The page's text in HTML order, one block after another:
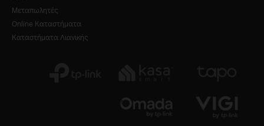
Μεταπωλητές
Online Καταστήματα
Καταστήματα Λιανικής